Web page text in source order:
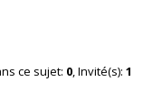
ce sujet: 0, Invité(s): 1